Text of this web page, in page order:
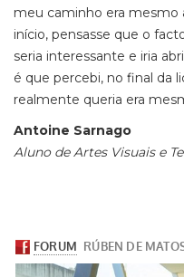
meu caminho era mesmo
início, pensasse que o
seria interessante e iria
é que percebi, no final da
realmente queria era
Antoine Sarnago
Aluno de Artes Visuais e